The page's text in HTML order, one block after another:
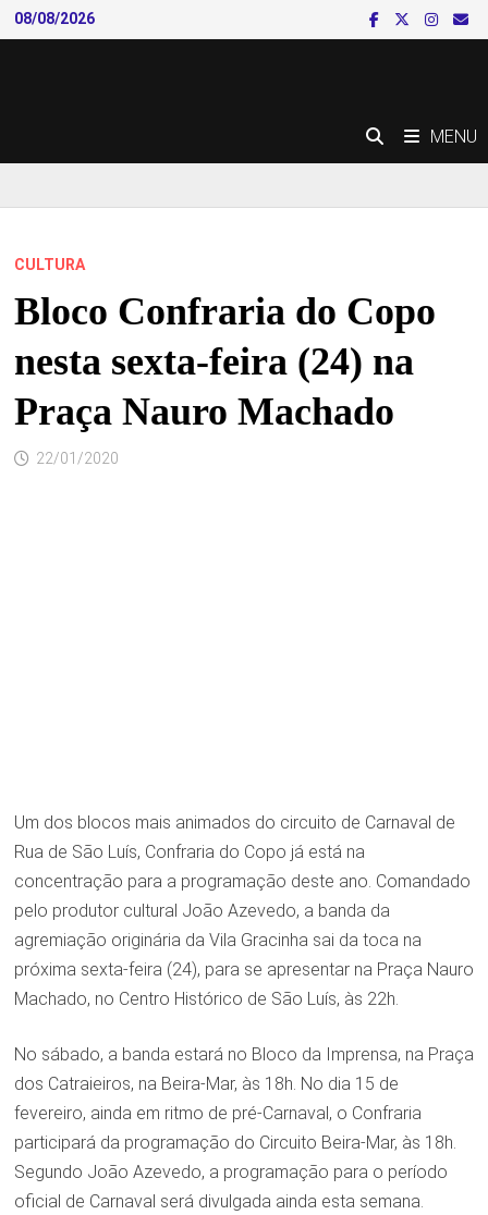
Skip
to
08/08/2026
MENU
CULTURA
Bloco Confraria do Copo
nesta sexta-feira (24) na
Praça Nauro Machado
22/01/2020
Um dos blocos mais animados do circuito de Carnaval de
Rua de São Luís, Confraria do Copo já está na
concentração para a programação deste ano. Comandado
pelo produtor cultural João Azevedo, a banda da
agremiação originária da Vila Gracinha sai da toca na
próxima sexta-feira (24), para se apresentar na Praça Nauro
Machado, no Centro Histórico de São Luís, às 22h.
No sábado, a banda estará no Bloco da Imprensa, na Praça
dos Catraieiros, na Beira-Mar, às 18h. No dia 15 de
fevereiro, ainda em ritmo de pré-Carnaval, o Confraria
participará da programação do Circuito Beira-Mar, às 18h.
Segundo João Azevedo, a programação para o período
oficial de Carnaval será divulgada ainda esta semana.